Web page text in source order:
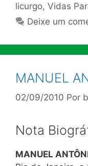
licurgo, Vidas
Deixe um
MANUEL
02/09/2010 Por
Nota
MANUEL